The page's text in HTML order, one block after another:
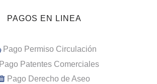
PAGOS EN LINEA
Pago Permiso Circulación
Pago Patentes Comerciales
Pago Derecho de Aseo